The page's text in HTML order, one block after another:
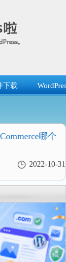
下载
哪个
2022-10-31